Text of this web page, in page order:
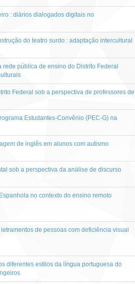
: diários dialogados digitais no
do teatro surdo : adaptação intercultural
pública de ensino do Distrito Federal
Federal sob a perspectiva de professores de
Estudantes-Convênio (PEC-G) na
de inglês em alunos com autismo
sob a perspectiva da análise de discurso
no contexto do ensino remoto
de pessoas com deficiência visual
diferentes estilos da língua portuguesa do